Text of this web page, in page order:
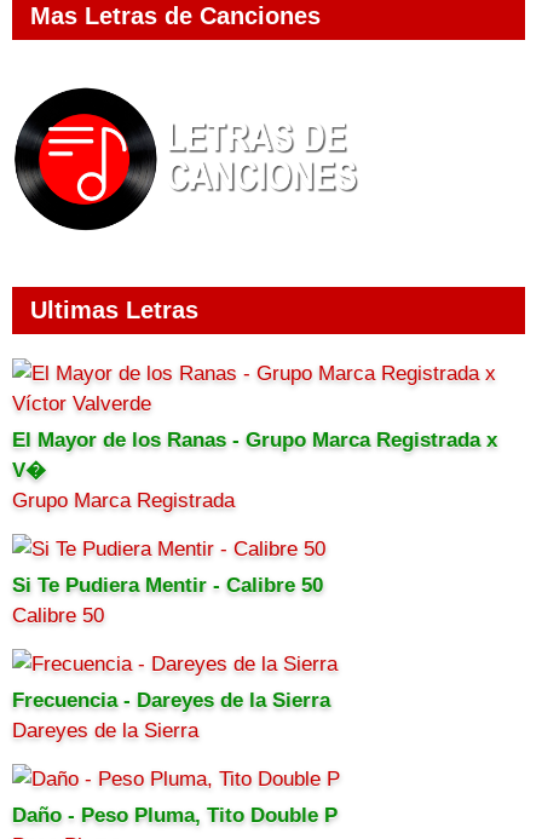
Mas Letras de Canciones
Ultimas Letras
El Mayor de los Ranas - Grupo Marca Registrada x
V�
Grupo Marca Registrada
Si Te Pudiera Mentir - Calibre 50
Calibre 50
Frecuencia - Dareyes de la Sierra
Dareyes de la Sierra
Daño - Peso Pluma, Tito Double P